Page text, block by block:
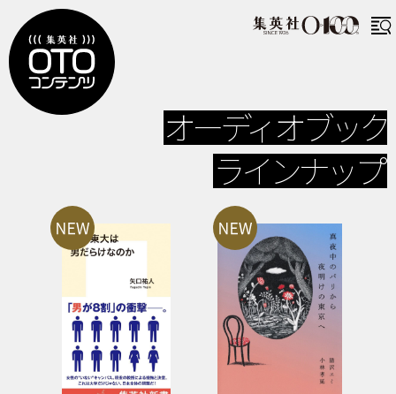
オーディオブック
ラインナップ